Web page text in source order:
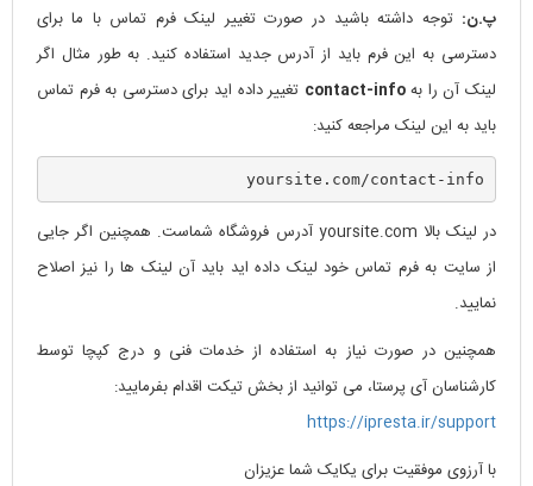
پ.ن: توجه داشته باشید در صورت تغییر لینک فرم تماس با ما برای
دسترسی به این فرم باید از آدرس جدید استفاده کنید. به طور مثال اگر
لینک آن را بهcontact-info تغییر داده اید برای دسترسی به فرم تماس
باید به این لینک مراجعه کنید:
yoursite.com/contact-info
در لینک بالا yoursite.com آدرس فروشگاه شماست. همچنین اگر جایی
از سایت به فرم تماس خود لینک داده اید باید آن لینک ها را نیز اصلاح
نمایید.
همچنین در صورت نیاز به استفاده از خدمات فنی و درج کپچا توسط
کارشناسان آی پرستا، می توانید از بخش تیکت اقدام بفرمایید:
https://ipresta.ir/support
با آرزوی موفقیت برای یکایک شما عزیزان